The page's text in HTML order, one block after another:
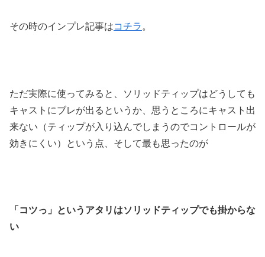
その時のインプレ記事はコチラ 。
ただ実際に使ってみると、ソリッドティップはどうしても
キャストにブレが出るというか、思うところにキャスト出
来ない（ティップが入り込んでしまうのでコントロールが
効きにくい）という点、そして最も思ったのが
「コツっ」というアタリはソリッドティップでも掛からな
い